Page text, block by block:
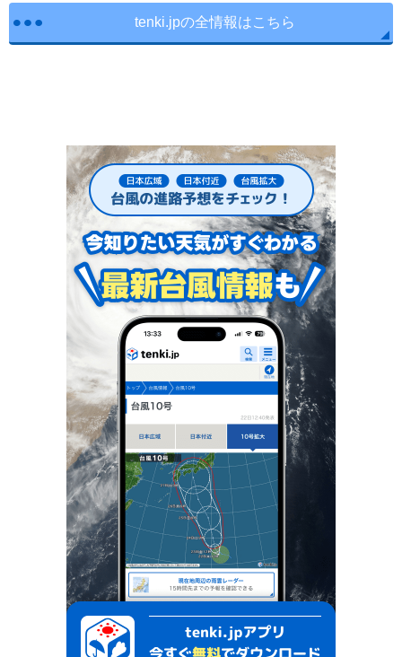
tenki.jpの全情報はこちら